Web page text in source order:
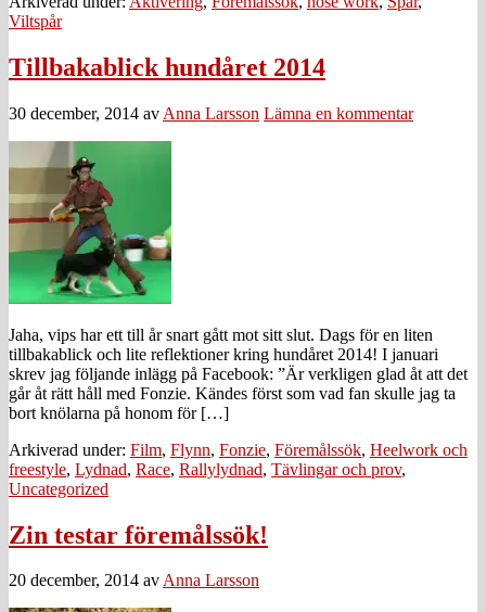
Viltspår
Tillbakablick hundåret 2014
30 december, 2014 av Anna Larsson Lämna en kommentar
Jaha, vips har ett till år snart gått mot sitt slut. Dags för en liten
tillbakablick och lite reflektioner kring hundåret 2014! I januari
skrev jag följande inlägg på Facebook: ”Är verkligen glad åt att det
går åt rätt håll med Fonzie. Kändes först som vad fan skulle jag ta
bort knölarna på honom för […]
Arkiverad under: Film, Flynn, Fonzie, Föremålssök, Heelwork och
freestyle, Lydnad, Race, Rallylydnad, Tävlingar och prov,
Uncategorized
Zin testar föremålssök!
20 december, 2014 avAnna Larsson